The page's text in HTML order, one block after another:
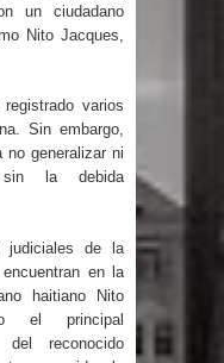
7,1 en Japón
Código Penal
Rodríguez
endeuda
de dólares
un ciudadano
Nito Jacques,
varios
Sin embargo,
no generalizar ni
sin la debida
judiciales de la
en la
haitiano Nito
el principal
reconocido